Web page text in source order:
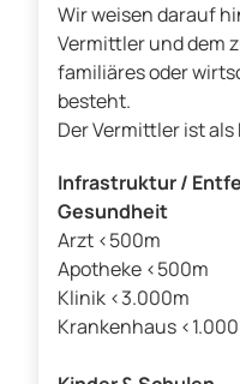
Wir weisen darauf
Vermittler und dem
familiäres oder
besteht.
Der Vermittler ist
Infrastruktur /
Gesundheit
Arzt <500m
Apotheke <500m
Klinik <3.000m
Krankenhaus